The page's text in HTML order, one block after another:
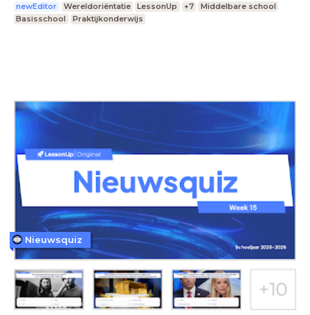
newEditor Wereldoriëntatie LessonUp +7
Middelbare school
Basisschool
Praktijkonderwijs
Nieuwsquiz